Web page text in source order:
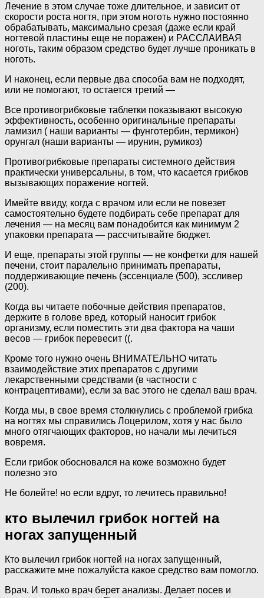
Лечение в этом случае тоже длительное, и зависит от
скорости роста ногтя, при этом ноготь нужно постоянно
обрабатывать, максимально срезая (даже если край
ногтевой пластины еще не поражен) и РАССЛАИВАЯ
ноготь, таким образом средство будет лучше проникать в
ноготь.
И наконец, если первые два способа вам не подходят,
или не помогают, то остается третий —
Все противогрибковые таблетки показывают высокую
эффективность, особенно оригинальные препараты
ламизил ( наши варианты — фунготербин, термикон)
орунгал (наши варианты — ирунин, румикоз)
Противогрибковые препараты системного действия
практически универсальны, в том, что касается грибков
вызывающих поражение ногтей.
Имейте ввиду, когда с врачом или если не повезет
самостоятельно будете подбирать себе препарат для
лечения — на месяц вам понадобится как минимум 2
упаковки препарата — рассчитывайте бюджет.
И еще, препараты этой группы — не конфетки для нашей
печени, стоит паралельно принимать препараты,
поддерживающие печень (эссенциале (500), эссливер
(200).
Когда вы читаете побочные действия препаратов,
держите в голове вред, который наносит грибок
организму, если поместить эти два фактора на чаши
весов — грибок перевесит ((.
Кроме того нужно очень ВНИМАТЕЛЬНО читать
взаимодействие этих препаратов с другими
лекарственными средствами (в частности с
контрацептивами), если за вас этого не сделал ваш врач.
Когда мы, в свое время столкнулись с проблемой грибка
на ногтях мы справились Лоцерилом, хотя у нас было
много отягчающих факторов, но начали мы лечиться
вовремя.
Если грибок обосновался на коже возможно будет
полезно это
Не болейте! но если вдруг, то лечитесь правильно!
кто вылечил грибок ногтей на
ногах запущенный
Кто вылечил грибок ногтей на ногах запущенный,
расскажите мне пожалуйста какое средство вам помогло.
Врач. И только врач берет анализы. Делает посев и